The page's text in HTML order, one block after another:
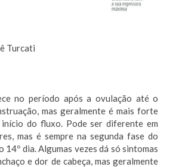
Turcati
no período após a ovulação até o
mas geralmente é mais forte
do fluxo. Pode ser diferente em
mas é sempre na segunda fase do
14º dia. Algumas vezes dá só sintomas
e dor de cabeça, mas geralmente